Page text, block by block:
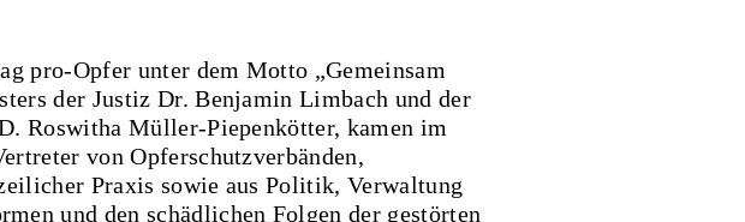
pro-Opfer unter dem Motto „Gemeinsam
der Justiz Dr. Benjamin Limbach und der
Roswitha Müller-Piepenkötter, kamen im
von Opferschutzverbänden,
Praxis sowie aus Politik, Verwaltung
und den schädlichen Folgen der gestörten